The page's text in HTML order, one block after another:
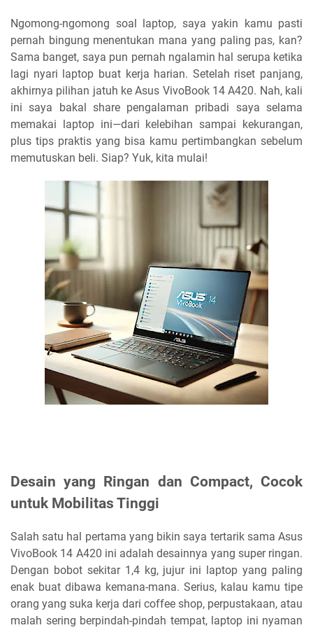
Ngomong-ngomong soal laptop, saya yakin kamu pasti
pernah bingung menentukan mana yang paling pas, kan?
Sama banget, saya pun pernah ngalamin hal serupa ketika
lagi nyari laptop buat kerja harian. Setelah riset panjang,
akhirnya pilihan jatuh ke Asus VivoBook 14 A420. Nah, kali
ini saya bakal share pengalaman pribadi saya selama
memakai laptop ini—dari kelebihan sampai kekurangan,
plus tips praktis yang bisa kamu pertimbangkan sebelum
memutuskan beli. Siap? Yuk, kita mulai!
Desain yang Ringan dan Compact, Cocok
untuk Mobilitas Tinggi
Salah satu hal pertama yang bikin saya tertarik sama Asus
VivoBook 14 A420 ini adalah desainnya yang super ringan.
Dengan bobot sekitar 1,4 kg, jujur ini laptop yang paling
enak buat dibawa kemana-mana. Serius, kalau kamu tipe
orang yang suka kerja dari coffee shop, perpustakaan, atau
malah sering berpindah-pindah tempat, laptop ini nyaman